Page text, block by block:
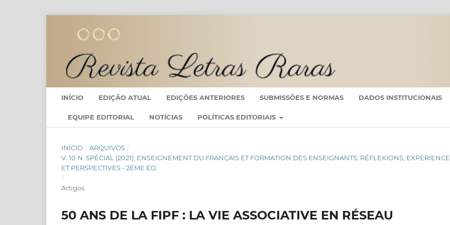
INÍCIO EDIÇÃO ATUAL EDIÇÕES ANTERIORES SUBMISSÕES E NORMAS DADOS INSTITUCIONAIS
EQUIPE EDITORIAL NOTÍCIAS POLÍTICAS EDITORIAIS
INÍCIO / ARQUIVOS /
V. 10 N. SPÉCIAL (2021): ENSEIGNEMENT DU FRANÇAIS ET FORMATION DES ENSEIGNANTS: RÉFLEXIONS,
ET PERSPECTIVES - 2ÈME ED.
/
Artigos
50 ANS DE LA FIPF : LA VIE ASSOCIATIVE EN RÉSEAU